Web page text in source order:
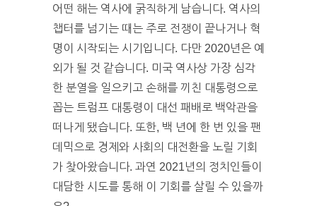
어떤 해는 역사에 굵직하게 남습니다. 역사의
챕터를 넘기는 때는 주로 전쟁이 끝나거나 혁
명이 시작되는 시기입니다. 다만 2020년은 예
외가 될 것 같습니다. 미국 역사상 가장 심각
한 분열을 일으키고 손해를 끼친 대통령으로
꼽는 트럼프 대통령이 대선 패배로 백악관을
떠나게 됐습니다. 또한, 백 년에 한 번 있을 팬
데믹으로 경제와 사회의 대전환을 노릴 기회
가 찾아왔습니다. 과연 2021년의 정치인들이
대담한 시도를 통해 이 기회를 살릴 수 있을까